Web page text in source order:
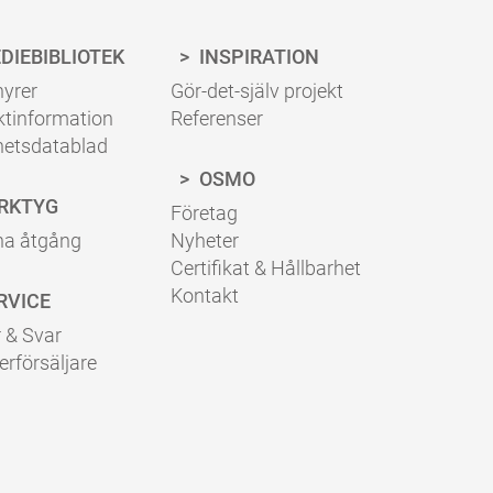
åtgång
& Svar
INSPIRATION
Gör-det-själv projekt
Referenser
OSMO
Företag
Nyheter
Certifikat & Hållbarhet
Kontakt